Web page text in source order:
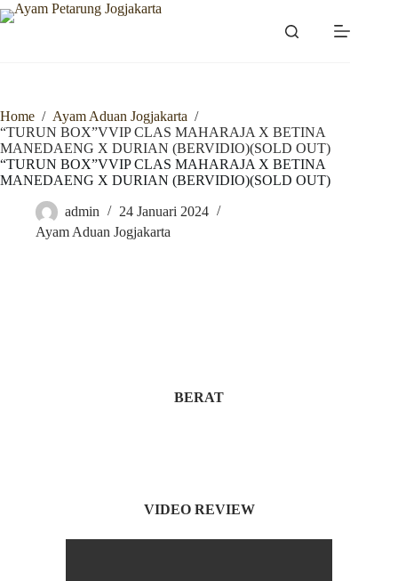
Skip
to
Home / Ayam Aduan Jogjakarta /
“TURUN BOX”VVIP CLAS MAHARAJA X BETINA
MANEDAENG X DURIAN (BERVIDIO)(SOLD OUT)
“TURUN BOX”VVIP CLAS MAHARAJA X BETINA
MANEDAENG X DURIAN (BERVIDIO)(SOLD OUT)
admin
24 Januari 2024
Ayam Aduan Jogjakarta
BERAT
VIDEO REVIEW